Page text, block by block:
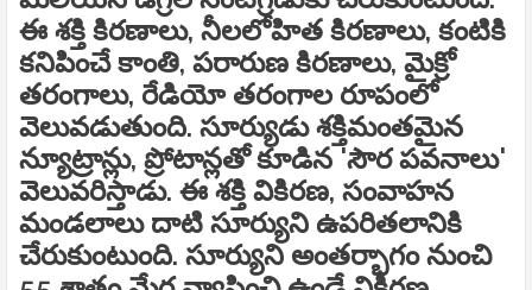
ఈ శక్తి కిరణాలు, నీలలోహిత కిరణాలు, కంటికి
కనిపించే కాంతి, పరారుణ కిరణాలు, మైక్రో
తరంగాలు, రేడియో తరంగాల రూపంలో
వెలువడుతుంది. సూర్యుడు శక్తిమంతమైన
న్యూట్రాన్లు, ప్రోటాన్లతో కూడిన 'సౌర పవనాలు'
వెలువరిస్తాడు. ఈ శక్తి వికిరణ, సంవాహన
మండలాలు దాటి సూర్యుని ఉపరితలానికి
చేరుకుంటుంది. సూర్యుని అంతర్భాగం నుంచి